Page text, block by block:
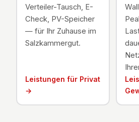
Verteiler-Tausch, E-
Check, PV-Speicher
— für Ihr Zuhause im
Salzkammergut.
Leistungen für Privat
→